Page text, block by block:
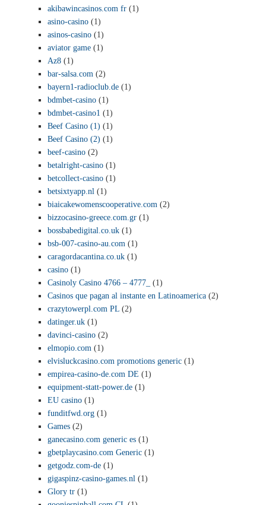
akibawincasinos.com fr (1)
asino-casino (1)
asinos-casino (1)
aviator game (1)
Az8 (1)
bar-salsa.com (2)
bayern1-radioclub.de (1)
bdmbet-casino (1)
bdmbet-casino1 (1)
Beef Casino (1) (1)
Beef Casino (2) (1)
beef-casino (2)
betalright-casino (1)
betcollect-casino (1)
betsixtyapp.nl (1)
biaicakewomenscooperative.com (2)
bizzocasino-greece.com.gr (1)
bossbabedigital.co.uk (1)
bsb-007-casino-au.com (1)
caragordacantina.co.uk (1)
casino (1)
Casinoly Casino 4766 – 4777_
(1)
Casinos que pagan al instante en Latinoamerica (2)
crazytowerpl.com PL (2)
datinger.uk (1)
davinci-casino (2)
elmopio.com (1)
elvisluckcasino.com promotions generic (1)
empirea-casino-de.com DE (1)
equipment-statt-power.de (1)
EU casino (1)
funditfwd.org (1)
Games (2)
ganecasino.com generic es (1)
gbetplaycasino.com Generic (1)
getgodz.com-de (1)
gigaspinz-casino-games.nl (1)
Glory tr (1)